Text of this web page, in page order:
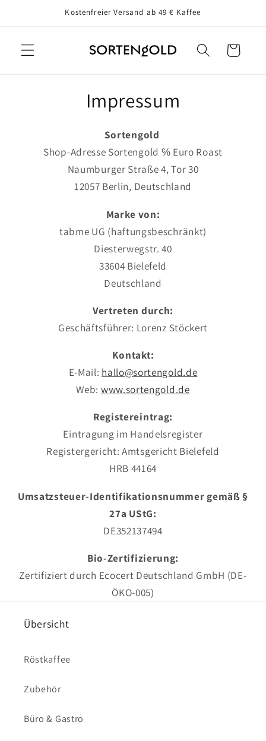
Kostenfreier Versand ab 49 € Kaffee
Warenkorb
Impressum
Sortengold
Shop-Adresse Sortengold ℅ Euro Roast
Naumburger Straße 4, Tor 30
12057 Berlin, Deutschland
Marke von:
tabme UG (haftungsbeschränkt)
Diesterwegstr. 40
33604 Bielefeld
Deutschland
Vertreten durch:
Geschäftsführer: Lorenz Stöckert
Kontakt:
E-Mail: hallo@sortengold.de
Web: www.sortengold.de
Registereintrag:
Eintragung im Handelsregister
Registergericht: Amtsgericht Bielefeld
HRB 44164
Umsatzsteuer-Identifikationsnummer gemäß §
27a UStG:
DE352137494
Bio-Zertifizierung:
Zertifiziert durch Ecocert Deutschland GmbH (DE-
ÖKO-005)
Übersicht
Röstkaffee
Zubehör
Büro & Gastro